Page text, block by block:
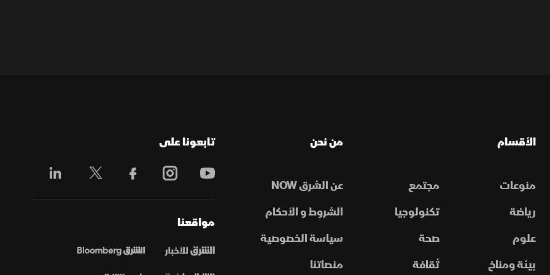
الأقسام
منوعات
مجتمع
رياضة
تكنولوجيا
علوم
صحة
بيئة ومناخ
ثقافة
من نحن
عن الشرق NOW
الشروط و الأحكام
سياسة الخصوصية
منصاتنا
تابعونا على
مواقعنا